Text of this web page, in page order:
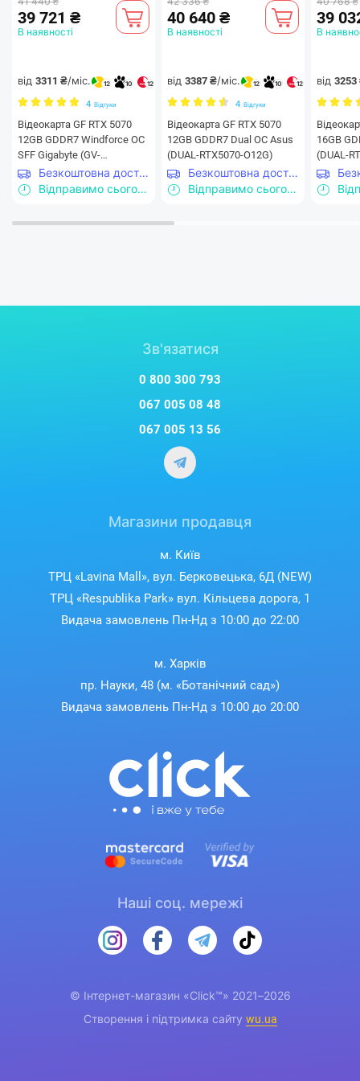
39 721 ₴
В наявності
від 3311 ₴/міс. 12 10 12
4 Відгуки
Відеокарта GF RTX 5070
12GB GDDR7 Windforce OC
SFF Gigabyte (GV-
N5070WF3OC-12GD)
Безкоштовна доставка
Відправимо сьогодні
40 640 ₴
В наявності
від 3387 ₴/міс. 12 10 12
4 Відгуки
Відеокарта GF RTX 5070
12GB GDDR7 Dual OC Asus
(DUAL-RTX5070-O12G)
Безкоштовна доставка
Відправимо сьогодні
39
В
від 3253
16GB
(DUAL-
Зв'язатися
0 800 300 793
067 005 08 48
067 005 13 56
Магазини продавця
м. Київ
ТРЦ «Lavina Mall», вул. Берковецька, 6Д (NEW)
ТРЦ «Respublika Park» вул. Кільцева дорога, 1
Видача замовлень Пн-Нд з 10:00 до 22:00
м. Харків
пр. Науки, 48 (м. «Ботанічний сад»)
Видача замовлень Пн-Нд з 10:00 до 20:00
Наші соц. мережі
© Інтернет-магазин «Click™» 2021–2026
Створення і підтримка сайту wu.ua